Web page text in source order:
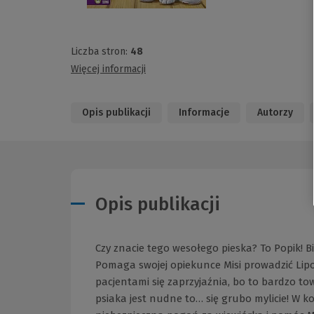
Liczba stron: 48
Więcej informacji
Opis publikacji Informacje Autorzy
Opis publikacji
Czy znacie tego wesołego pieska? To
Pomaga swojej opiekunce Misi prowadzić
pacjentami się zaprzyjaźnia, bo to bardzo
psiaka jest nudne to… się grubo mylicie! W